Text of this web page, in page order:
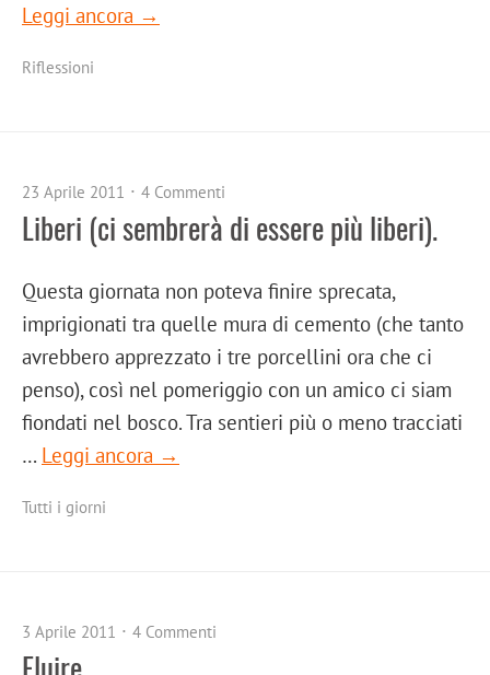
Leggi ancora →
Riflessioni
23 Aprile 2011 4 Commenti
Liberi (ci sembrerà di essere più liberi).
Questa giornata non poteva finire sprecata,
imprigionati tra quelle mura di cemento (che tanto
avrebbero apprezzato i tre porcellini ora che ci
penso), così nel pomeriggio con un amico ci siam
fiondati nel bosco. Tra sentieri più o meno tracciati
… Leggi ancora →
Tutti i giorni
3 Aprile 2011 4 Commenti